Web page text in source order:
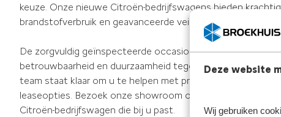
Deze website
Wij gebruiken
keuze. Onze nieuwe Citroën-bedrijfswagens bieden
brandstofverbruik en geavanceerde veiligheidsfuncties.
De zorgvuldig geïnspecteerde occasion bedrijfswagens
betrouwbaarheid en duurzaamheid tegen een
team staat klaar om u te helpen met professioneel advies
leaseopties. Bezoek onze showroom of neem contact met
Citroën-bedrijfswagen die bij u past.